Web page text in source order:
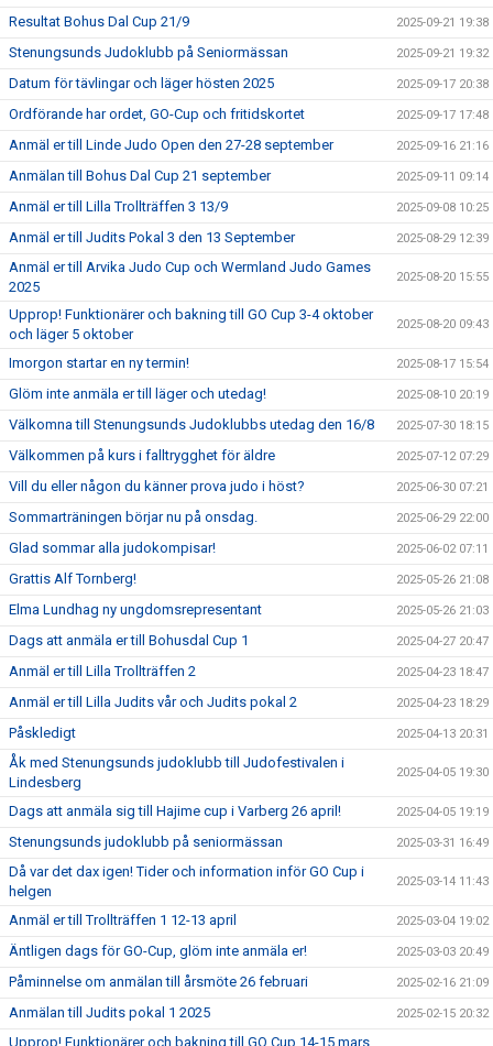
Resultat Bohus Dal Cup 21/9 2025-09-21 19:38
Stenungsunds Judoklubb på Seniormässan 2025-09-21 19:32
Datum för tävlingar och läger hösten 2025 2025-09-17 20:38
Ordförande har ordet, GO-Cup och fritidskortet 2025-09-17 17:48
Anmäl er till Linde Judo Open den 27-28 september 2025-09-16 21:16
Anmälan till Bohus Dal Cup 21 september 2025-09-11 09:14
Anmäl er till Lilla Trollträffen 3 13/9 2025-09-08 10:25
Anmäl er till Judits Pokal 3 den 13 September 2025-08-29 12:39
Anmäl er till Arvika Judo Cup och Wermland Judo Games
2025
2025-08-20 15:55
Upprop! Funktionärer och bakning till GO Cup 3-4 oktober
och läger 5 oktober
2025-08-20 09:43
Imorgon startar en ny termin! 2025-08-17 15:54
Glöm inte anmäla er till läger och utedag! 2025-08-10 20:19
Välkomna till Stenungsunds Judoklubbs utedag den 16/8 2025-07-30 18:15
Välkommen på kurs i falltrygghet för äldre 2025-07-12 07:29
Vill du eller någon du känner prova judo i höst? 2025-06-30 07:21
Sommarträningen börjar nu på onsdag. 2025-06-29 22:00
Glad sommar alla judokompisar! 2025-06-02 07:11
Grattis Alf Tornberg! 2025-05-26 21:08
Elma Lundhag ny ungdomsrepresentant 2025-05-26 21:03
Dags att anmäla er till Bohusdal Cup 1 2025-04-27 20:47
Anmäl er till Lilla Trollträffen 2 2025-04-23 18:47
Anmäl er till Lilla Judits vår och Judits pokal 2 2025-04-23 18:29
Påskledigt 2025-04-13 20:31
Åk med Stenungsunds judoklubb till Judofestivalen i
Lindesberg
2025-04-05 19:30
Dags att anmäla sig till Hajime cup i Varberg 26 april! 2025-04-05 19:19
Stenungsunds judoklubb på seniormässan 2025-03-31 16:49
Då var det dax igen! Tider och information inför GO Cup i
helgen
2025-03-14 11:43
Anmäl er till Trollträffen 1 12-13 april 2025-03-04 19:02
Äntligen dags för GO-Cup, glöm inte anmäla er! 2025-03-03 20:49
Påminnelse om anmälan till årsmöte 26 februari 2025-02-16 21:09
Anmälan till Judits pokal 1 2025 2025-02-15 20:32
Upprop! Funktionärer och bakning till GO Cup 14-15 mars